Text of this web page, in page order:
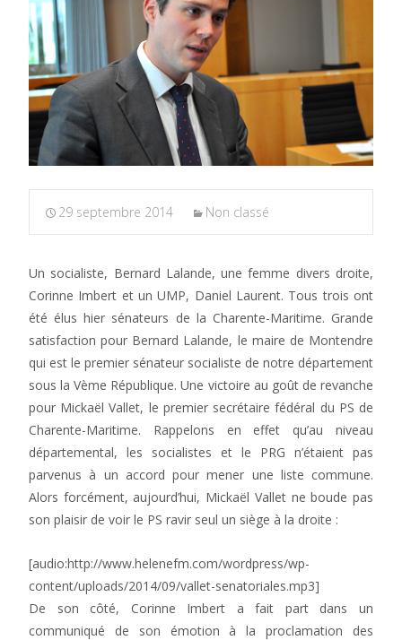
29 septembre 2014 Non classé
Un socialiste, Bernard Lalande, une femme divers droite,
Corinne Imbert et un UMP, Daniel Laurent. Tous trois ont
été élus hier sénateurs de la Charente-Maritime. Grande
satisfaction pour Bernard Lalande, le maire de Montendre
qui est le premier sénateur socialiste de notre département
sous la Vème République. Une victoire au goût de revanche
pour Mickaël Vallet, le premier secrétaire fédéral du PS de
Charente-Maritime. Rappelons en effet qu’au niveau
départemental, les socialistes et le PRG n’étaient pas
parvenus à un accord pour mener une liste commune.
Alors forcément, aujourd’hui, Mickaël Vallet ne boude pas
son plaisir de voir le PS ravir seul un siège à la droite :
[audio:http://www.helenefm.com/wordpress/wp-
content/uploads/2014/09/vallet-senatoriales.mp3]
De son côté, Corinne Imbert a fait part dans un
communiqué de son émotion à la proclamation des